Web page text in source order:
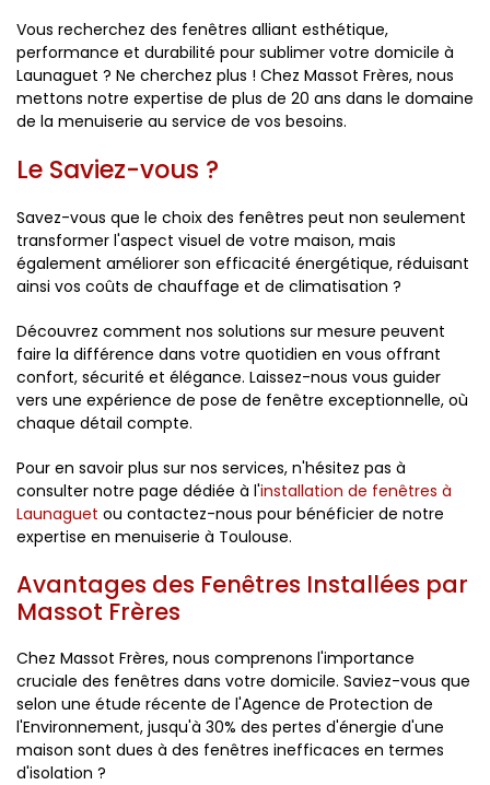
Vous recherchez des fenêtres alliant esthétique,
performance et durabilité pour sublimer votre domicile à
Launaguet ? Ne cherchez plus ! Chez Massot Frères, nous
mettons notre expertise de plus de 20 ans dans le domaine
de la menuiserie au service de vos besoins.
Le Saviez-vous ?
Savez-vous que le choix des fenêtres peut non seulement
transformer l'aspect visuel de votre maison, mais
également améliorer son efficacité énergétique, réduisant
ainsi vos coûts de chauffage et de climatisation ?
Découvrez comment nos solutions sur mesure peuvent
faire la différence dans votre quotidien en vous offrant
confort, sécurité et élégance. Laissez-nous vous guider
vers une expérience de pose de fenêtre exceptionnelle, où
chaque détail compte.
Pour en savoir plus sur nos services, n'hésitez pas à
consulter notre page dédiée à l'installation de fenêtres à
Launaguet ou contactez-nous pour bénéficier de notre
expertise en menuiserie à Toulouse.
Avantages des Fenêtres Installées par
Massot Frères
Chez Massot Frères, nous comprenons l'importance
cruciale des fenêtres dans votre domicile. Saviez-vous que
selon une étude récente de l'Agence de Protection de
l'Environnement, jusqu'à 30% des pertes d'énergie d'une
maison sont dues à des fenêtres inefficaces en termes
d'isolation ?